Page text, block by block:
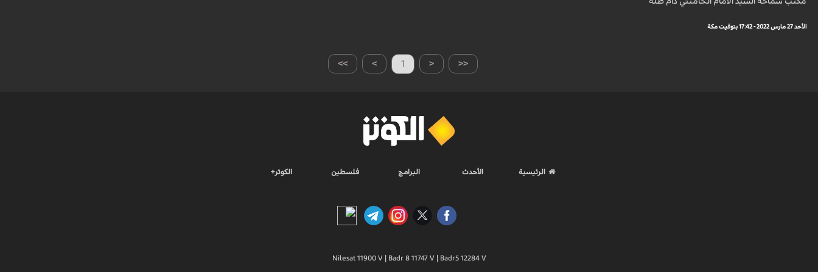
الأحد 27 مارس 2022 - 17:42 بتوقيت مكة
>> > 1 < <<
الرئيسية الأحدث البرامج فلسطين الكوثر+
Nilesat 11900 V | Badr 8 11747 V | Badr5 12284 V